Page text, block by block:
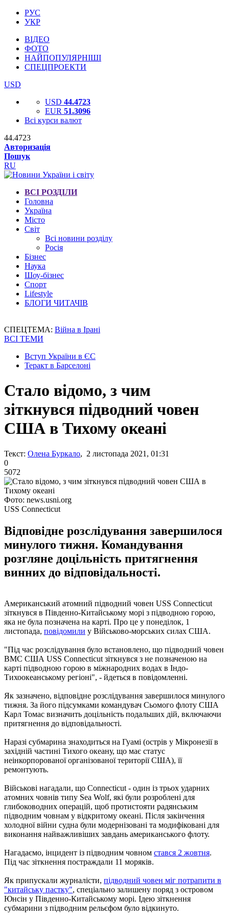
РУС
УКР
ВІДЕО
ФОТО
НАЙПОПУЛЯРНІШІ
СПЕЦПРОЕКТИ
USD
USD 44.4723
EUR 51.3096
Всі курси валют
44.4723
Авторизація
Пошук
RU
ВСІ РОЗДІЛИ
Головна
Україна
Місто
Світ
Всі новини розділу
Росія
Бізнес
Наука
Шоу-бізнес
Спорт
Lifestyle
БЛОГИ ЧИТАЧІВ
СПЕЦТЕМА: Війна в Ірані
ВСІ ТЕМИ
Вступ України в ЄС
Теракт в Барселоні
Стало відомо, з чим
зіткнувся підводний човен
США в Тихому океані
Текст: Олена Буркало, 2 листопада 2021, 01:31
0
5072
Фото: news.usni.org
USS Connecticut
Відповідне розслідування завершилося
минулого тижня. Командування
розгляне доцільність притягнення
винних до відповідальності.
Американський атомний підводний човен USS Connecticut
зіткнувся в Південно-Китайському морі з підводною горою,
яка не була позначена на карті. Про це у понеділок, 1
листопада, повідомили у Військово-морських силах США.
"Під час розслідування було встановлено, що підводний човен
ВМС США USS Connecticut зіткнувся з не позначеною на
карті підводною горою в міжнародних водах в Індо-
Тихоокеанському регіоні", - йдеться в повідомленні.
Як зазначено, відповідне розслідування завершилося минулого
тижня. За його підсумками командувач Сьомого флоту США
Карл Томас визначить доцільність подальших дій, включаючи
притягнення до відповідальності.
Наразі субмарина знаходиться на Гуамі (острів у Мікронезії в
західній частині Тихого океану, що має статус
неінкорпорованої організованої території США), її
ремонтують.
Військові нагадали, що Connecticut - один із трьох ударних
атомних човнів типу Sea Wolf, які були розроблені для
глибоководних операцій, щоб протистояти радянським
підводним човнам у відкритому океані. Після закінчення
холодної війни судна були модернізовані та модифіковані для
виконання найважливіших завдань американського флоту.
Нагадаємо, інцидент із підводним човном стався 2 жовтня.
Під час зіткнення постраждали 11 моряків.
Як припускали журналісти, підводний човен міг потрапити в
"китайську пастку", спеціально залишену поряд з островом
Юнсін у Південно-Китайському морі. Ідею зіткнення
субмарини з підводним рельєфом було відкинуто.